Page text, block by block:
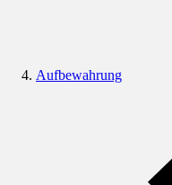
Aufbewahrung